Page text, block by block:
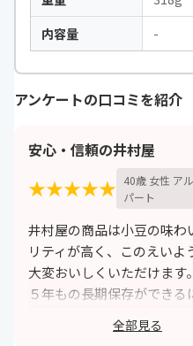
内容量
-
アンケートの口コミを紹介
安心・信頼の井村屋
★★★★★ 40歳 女性 ア
パート
井村屋の商品は小豆の味わ
リティが高く、このえいよ
大変おいしくいただけます。
５年もの長期保存ができる
あめ、寒天とシンプルで無
全部見る